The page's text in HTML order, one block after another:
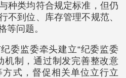
种类均符合规定标准，但仍
不到位、库存管理不规范、
等问题。
委监委牵头建立“纪委监委
机制，通过制发完善整改意
式，督促相关单位立行立